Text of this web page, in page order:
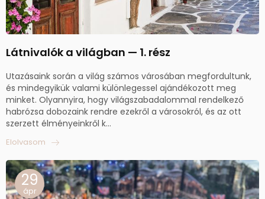
Látnivalók a világban — 1. rész
Utazásaink során a világ számos városában megfordultunk,
és mindegyikük valami különlegessel ajándékozott meg
minket. Olyannyira, hogy világszabadalommal rendelkező
habrózsa dobozaink rendre ezekről a városokról, és az ott
szerzett élményeinkről k...
Elolvasom
29
ápr